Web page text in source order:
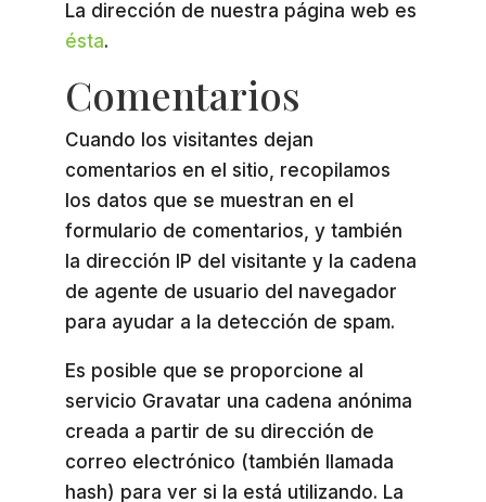
La dirección de nuestra página web es
ésta.
Comentarios
Cuando los visitantes dejan
comentarios en el sitio, recopilamos
los datos que se muestran en el
formulario de comentarios, y también
la dirección IP del visitante y la cadena
de agente de usuario del navegador
para ayudar a la detección de spam.
Es posible que se proporcione al
servicio Gravatar una cadena anónima
creada a partir de su dirección de
correo electrónico (también llamada
hash) para ver si la está utilizando. La